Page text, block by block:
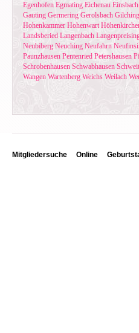
Egenhofen Egmating Eichenau Einsbach
Gauting Germering Gerolsbach Gilching
Hohenkammer Hohenwart
Landsberied Langenbach
Neubiberg Neuching Neufahrn
Paunzhausen Pentenried Petershausen
Schrobenhausen Schwabhausen
Wangen Wartenberg Weichs Weilach
Mitgliedersuche Online